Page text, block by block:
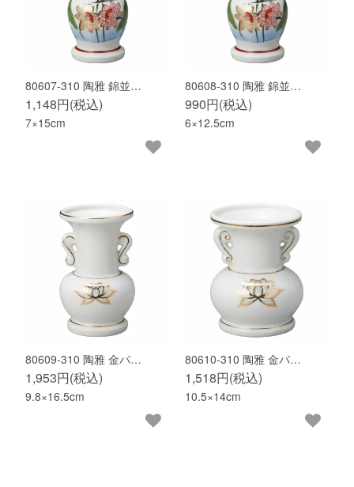
80607-310 陶雅 錦並…
1,148円(税込)
7×15cm
80608-310 陶雅 錦並…
990円(税込)
6×12.5cm
80609-310 陶雅 金パ…
1,953円(税込)
9.8×16.5cm
80610-310 陶雅 金パ…
1,518円(税込)
10.5×14cm